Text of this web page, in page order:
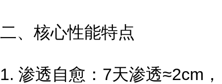
二、核心性能特点
1. 渗透自愈：7天渗透≈2cm，